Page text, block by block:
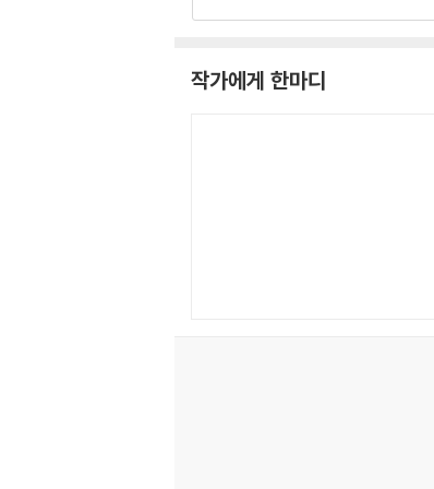
작가에게 한마디